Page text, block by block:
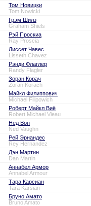
Том Новицки
Tom Nowicki
Грэм Шилз
Graham Shiels
Рэй Проскиа
Ray Proscia
Лиссет Чавес
Lisseth Chavez
Рэнди Флаглер
Randy Flagler
Зоран Корач
Zoran Korach
Майкл Филиппович
Michael Filipowich
Роберт Майкл Виё
Robert Michael Vieau
Нед Вон
Ned Vaughn
Рей Эрнандес
Rey Hernandez
Дэн Мартин
Dan Martin
Аннабел Армор
Annabel Armour
Тара Карсиан
Tara Karsian
Бруно Амато
Bruno Amato